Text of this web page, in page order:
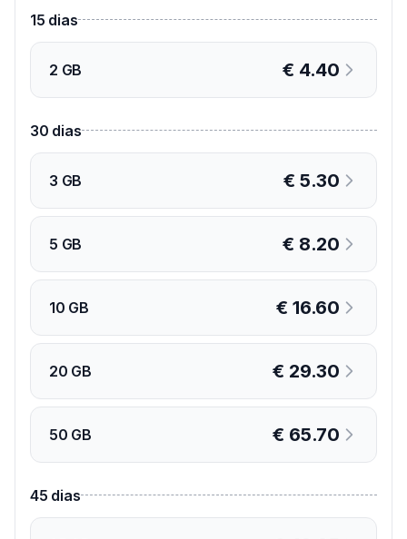
15 dias
2 GB € 4.40
30 dias
3 GB € 5.30
5 GB € 8.20
10 GB € 16.60
20 GB € 29.30
50 GB € 65.70
45 dias